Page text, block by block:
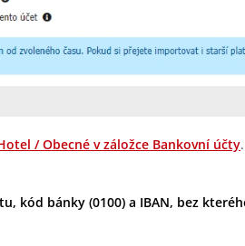
/ Obecné v záložce Bankovní účty
kód bánky (0100) a IBAN, bez